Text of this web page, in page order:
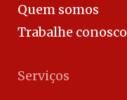
Quem somos
Trabalhe conosco
Serviços